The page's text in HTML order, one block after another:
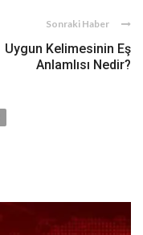
Sonraki Haber
Uygun Kelimesinin Eş
Anlamlısı Nedir?